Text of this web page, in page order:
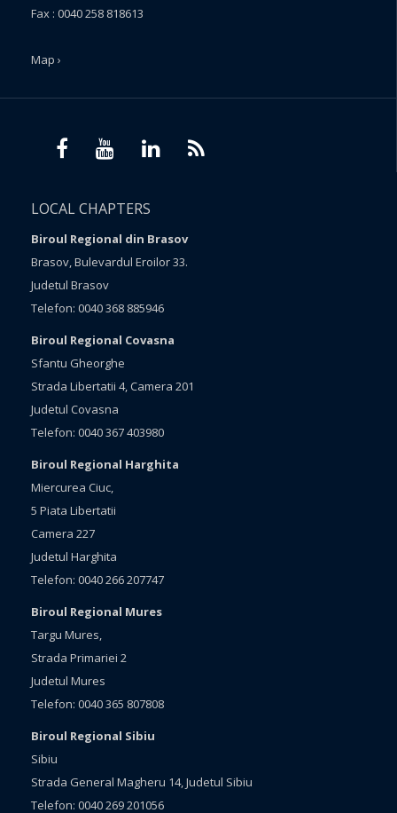
Fax : 0040 258 818613
Map ›
LOCAL CHAPTERS
Biroul Regional din Brasov
Brasov, Bulevardul Eroilor 33.
Judetul Brasov
Telefon: 0040 368 885946
Biroul Regional Covasna
Sfantu Gheorghe
Strada Libertatii 4, Camera 201
Judetul Covasna
Telefon: 0040 367 403980
Biroul Regional Harghita
Miercurea Ciuc,
5 Piata Libertatii
Camera 227
Judetul Harghita
Telefon: 0040 266 207747
Biroul Regional Mures
Targu Mures,
Strada Primariei 2
Judetul Mures
Telefon: 0040 365 807808
Biroul Regional Sibiu
Sibiu
Strada General Magheru 14, Judetul Sibiu
Telefon: 0040 269 201056